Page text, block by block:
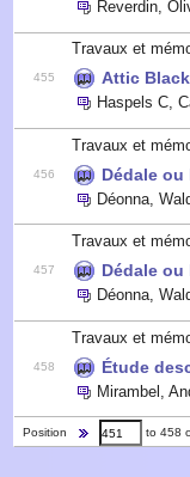
Reverdin,
Travaux et
455 Attic
Haspels C,
Travaux et
456 Dédale ou
Déonna,
Travaux et
457 Dédale ou
Déonna,
Travaux et
458 Étude
Mirambel,
Position to 458